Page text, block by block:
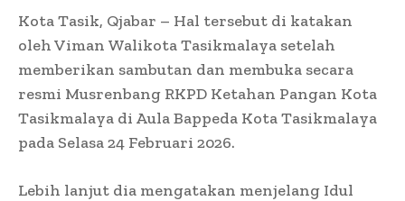
Kota Tasik, Qjabar – Hal tersebut di katakan
oleh Viman Walikota Tasikmalaya setelah
memberikan sambutan dan membuka secara
resmi Musrenbang RKPD Ketahan Pangan Kota
Tasikmalaya di Aula Bappeda Kota Tasikmalaya
pada Selasa 24 Februari 2026.
Lebih lanjut dia mengatakan menjelang Idul